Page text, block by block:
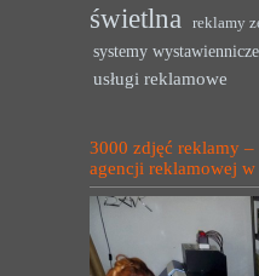
świetlna
reklamy
systemy wystawiennicze
usługi reklamowe
3000 zdjęć reklamy –
agencji reklamowej